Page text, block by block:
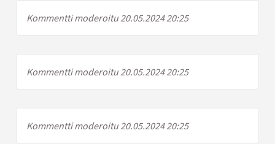
Kommentti moderoitu 20.05.2024 20:25
Kommentti moderoitu 20.05.2024 20:25
Kommentti moderoitu 20.05.2024 20:25